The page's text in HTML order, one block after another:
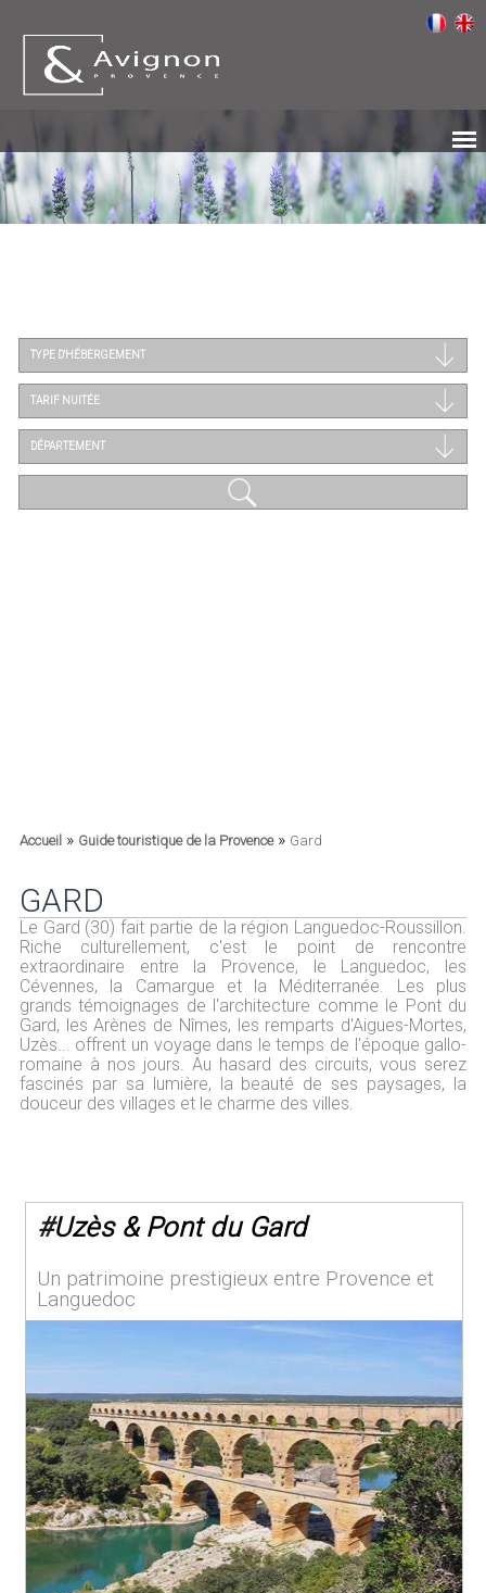
TYPE D'HÉBERGEMENT
TARIF NUITÉE
DÉPARTEMENT
Accueil» Guide touristique de la Provence» Gard
GARD
Le Gard (30) fait partie de la région Languedoc-Roussillon.
Riche culturellement, c'est le point de rencontre
extraordinaire entre la Provence, le Languedoc, les
Cévennes, la Camargue et la Méditerranée. Les plus
grands témoignages de l'architecture comme le Pont du
Gard, les Arènes de Nîmes, les remparts d'Aigues-Mortes,
Uzès... offrent un voyage dans le temps de l'époque gallo-
romaine à nos jours. Au hasard des circuits, vous serez
fascinés par sa lumière, la beauté de ses paysages, la
douceur des villages et le charme des villes.
#Uzès & Pont du Gard
Un patrimoine prestigieux entre Provence et
Languedoc